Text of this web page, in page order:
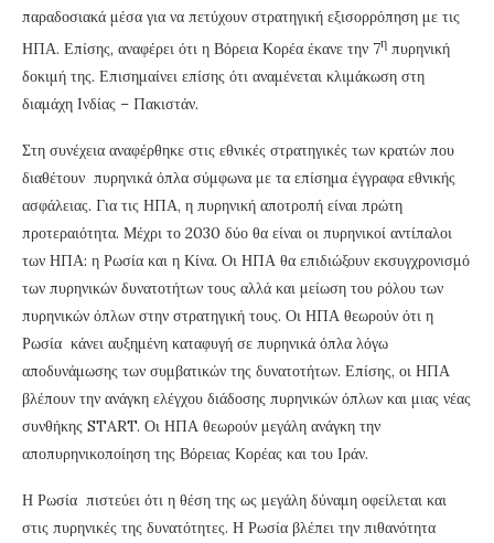
παραδοσιακά μέσα για να πετύχουν στρατηγική εξισορρόπηση με τις
ΗΠΑ. Επίσης, αναφέρει ότι η Βόρεια Κορέα έκανε την 7η πυρηνική
δοκιμή της. Επισημαίνει επίσης ότι αναμένεται κλιμάκωση στη
διαμάχη Ινδίας – Πακιστάν.
Στη συνέχεια αναφέρθηκε στις εθνικές στρατηγικές των κρατών που
διαθέτουν πυρηνικά όπλα σύμφωνα με τα επίσημα έγγραφα εθνικής
ασφάλειας. Για τις ΗΠΑ, η πυρηνική αποτροπή είναι πρώτη
προτεραιότητα. Μέχρι το 2030 δύο θα είναι οι πυρηνικοί αντίπαλοι
των ΗΠΑ: η Ρωσία και η Κίνα. Οι ΗΠΑ θα επιδιώξουν εκσυγχρονισμό
των πυρηνικών δυνατοτήτων τους αλλά και μείωση του ρόλου των
πυρηνικών όπλων στην στρατηγική τους. Οι ΗΠΑ θεωρούν ότι η
Ρωσία κάνει αυξημένη καταφυγή σε πυρηνικά όπλα λόγω
αποδυνάμωσης των συμβατικών της δυνατοτήτων. Επίσης, οι ΗΠΑ
βλέπουν την ανάγκη ελέγχου διάδοσης πυρηνικών όπλων και μιας νέας
συνθήκης START. Οι ΗΠΑ θεωρούν μεγάλη ανάγκη την
αποπυρηνικοποίηση της Βόρειας Κορέας και του Ιράν.
Η Ρωσία πιστεύει ότι η θέση της ως μεγάλη δύναμη οφείλεται και
στις πυρηνικές της δυνατότητες. Η Ρωσία βλέπει την πιθανότητα